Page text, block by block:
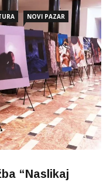
NOVI PAZAR
“Naslikaj